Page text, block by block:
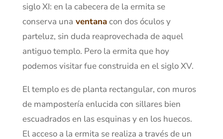
siglo XI: en la cabecera de la ermita se
conserva una ventanacon dos óculos y
parteluz, sin duda reaprovechada de aquel
antiguo templo. Pero la ermita que hoy
podemos visitar fue construida en el siglo XV.
El templo es de planta rectangular, con muros
de mampostería enlucida con sillares bien
escuadrados en las esquinas y en los huecos.
El acceso a la ermita se realiza a través de un